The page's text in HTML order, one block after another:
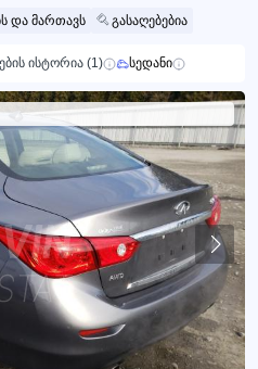
და მართავს გასაღებებია
ისტორია (1) სედანი